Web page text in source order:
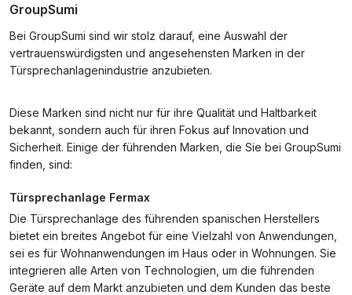
GroupSumi
Bei GroupSumi sind wir stolz darauf, eine Auswahl der
vertrauenswürdigsten und angesehensten Marken in der
Türsprechanlagenindustrie anzubieten.
Diese Marken sind nicht nur für ihre Qualität und Haltbarkeit
bekannt, sondern auch für ihren Fokus auf Innovation und
Sicherheit. Einige der führenden Marken, die Sie bei GroupSumi
finden, sind:
Türsprechanlage Fermax
Die Türsprechanlage des führenden spanischen Herstellers
bietet ein breites Angebot für eine Vielzahl von Anwendungen,
sei es für Wohnanwendungen im Haus oder in Wohnungen. Sie
integrieren alle Arten von Technologien, um die führenden
Geräte auf dem Markt anzubieten und dem Kunden das beste